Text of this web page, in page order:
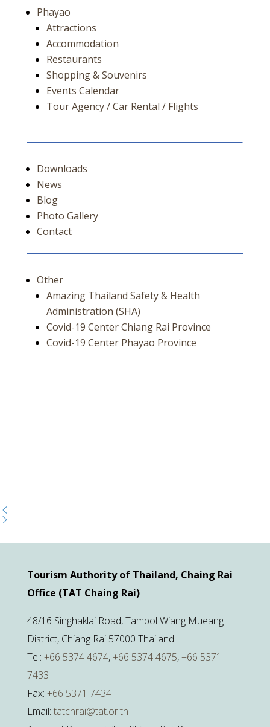
Phayao
Attractions
Accommodation
Restaurants
Shopping & Souvenirs
Events Calendar
Tour Agency / Car Rental / Flights
Downloads
News
Blog
Photo Gallery
Contact
Other
Amazing Thailand Safety & Health
Administration (SHA)
Covid-19 Center Chiang Rai Province
Covid-19 Center Phayao Province
Tourism Authority of Thailand, Chaing Rai
Office (TAT Chaing Rai)
48/16 Singhaklai Road, Tambol Wiang Mueang
District, Chiang Rai 57000 Thailand
Tel: +66 5374 4674,+66 5374 4675,+66 5371
7433
Fax: +66 5371 7434
Email: tatchrai@tat.or.th